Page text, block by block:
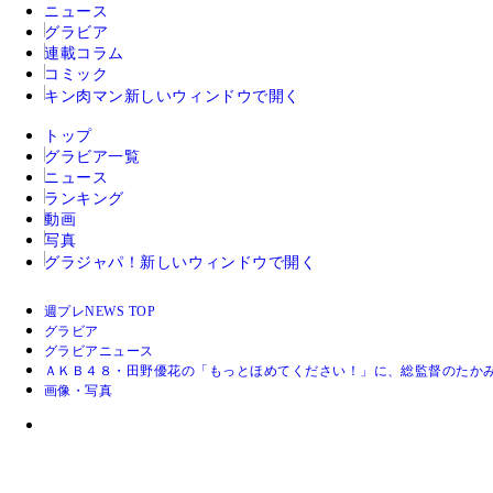
ニュース
グラビア
連載コラム
コミック
キン肉マン 新しいウィンドウで開く
トップ
グラビア一覧
ニュース
ランキング
動画
写真
グラジャパ！ 新しいウィンドウで開く
週プレNEWS TOP
グラビア
グラビアニュース
ＡＫＢ４８・田野優花の「もっとほめてください！」に、総監督のたか
画像・写真